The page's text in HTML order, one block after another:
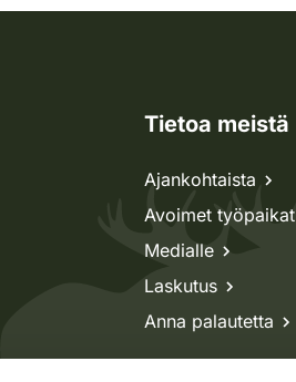
Tietoa meistä
Ajankohtaista
Avoimet työpaikat
Medialle
Laskutus
Anna palautetta